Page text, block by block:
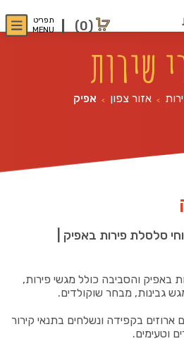
(0)
תפריט
MENU
שירות
> אזור צפון > אפיק
סלסלת פירות באפיק |
באפיק והסביבה כולל מגשי פירות,
גבינות, מבחר שוקולדים.
ארוזים בקפידה ונשלחים בתנאי קירור
וטעימים.